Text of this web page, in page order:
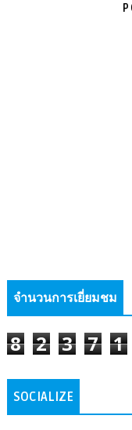
จำนวนการเยี่ยมชม
8 2 3 7 1
SOCIALIZE